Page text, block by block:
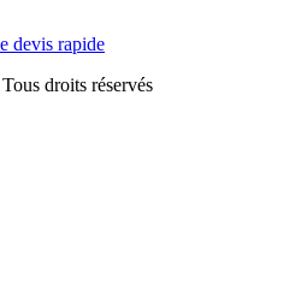
devis rapide
droits réservés